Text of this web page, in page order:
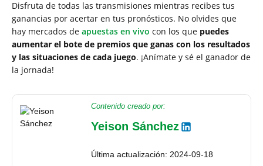
Disfruta de todas las transmisiones mientras recibes tus
ganancias por acertar en tus pronósticos. No olvides que
hay mercados de apuestas en vivo con los que puedes
aumentar el bote de premios que ganas con los resultados
y las situaciones de cada juego. ¡Anímate y sé el ganador de
la jornada!
Contenido creado por:
Yeison Sánchez
Última actualización: 2024-09-18